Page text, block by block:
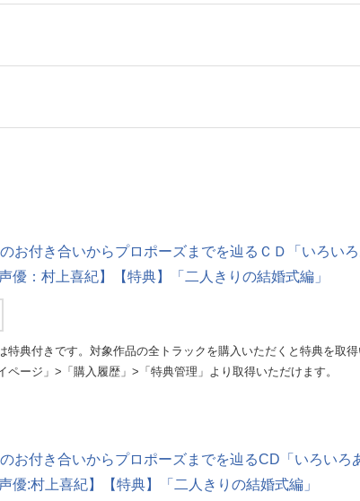
お付き合いからプロポーズまでを辿るＣＤ「いろ
優：村上喜紀】【特典】「二人きりの結婚式編」
特典付きです。対象作品の全トラックを購入いただくと特典を取得
ページ」>「購入履歴」>「特典管理」より取得いただけます。
お付き合いからプロポーズまでを辿るCD「いろい
優:村上喜紀】【特典】「二人きりの結婚式編」